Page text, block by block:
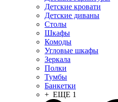
Детские кровати
Детские диваны
Столы
Шкафы
Комоды
Угловые шкафы
Зеркала
Полки
Тумбы
Банкетки
+ ЕЩЕ 1